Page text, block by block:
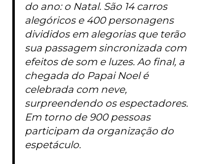
do ano: o Natal. São 14 carros
alegóricos e 400 personagens
divididos em alegorias que terão
sua passagem sincronizada com
efeitos de som e luzes. Ao final, a
chegada do Papai Noel é
celebrada com neve,
surpreendendo os espectadores.
Em torno de 900 pessoas
participam da organização do
espetáculo.